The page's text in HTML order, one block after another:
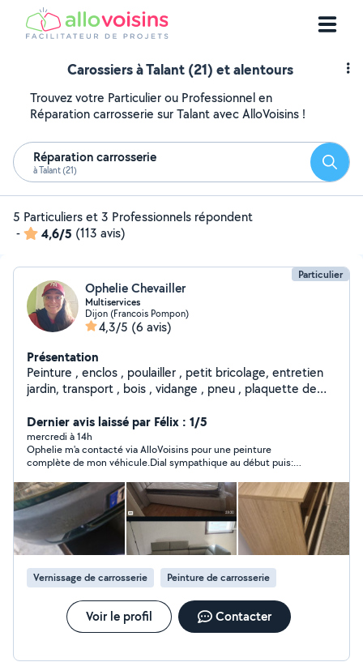
Carossiers à Talant (21) et alentours
Trouvez votre Particulier ou Professionnel en
Réparation carrosserie sur Talant avec AlloVoisins !
Réparation carrosserie
à Talant (21)
5 Particuliers et 3 Professionnels répondent
-
4,6/5 (113 avis)
Particulier
Ophelie Chevailler
Multiservices
Dijon (Francois Pompon)
4,3/5 (6 avis)
Présentation
Peinture , enclos , poulailler , petit bricolage, entretien
jardin, transport , bois , vidange , pneu , plaquette de
Dernier avis laissé par Félix : 1/5
mercredi à 14h
Ophelie m'a contacté via AlloVoisins pour une peinture
complète de mon véhicule.Dial sympathique au début puis:
200 € le lendemain...! À noter : même en fournissant moi-
même peinture et vernis, le tarif restait identique disait-elle, ce
qui pose question sur la véritable cohérence du devis. Motif
évoqué : Passage par prestataire.. Après comparaison, un
professionnel avec 15 ans d’expérience m’a proposé 1 200 €
pour une prestation équivalente (Tout compris en cabine :MO
+ Couches peinture+couches vernis Etc..! ). Conclusion : Tres
deçu du manque de transparence et de cohérence dans ses
echanges et sa tarification . j'ai preféré partir en courant ..! Je
ne recommande pas..!
Vernissage de carrosserie Peinture de carrosserie
Voir le profil Contacter